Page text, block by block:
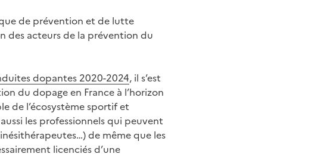
de prévention et de lutte
des acteurs de la prévention du
dopantes 2020-2024, il s’est
du dopage en France à l’horizon
de l’écosystème sportif et
les professionnels qui peuvent
de même que les
licenciés d’une